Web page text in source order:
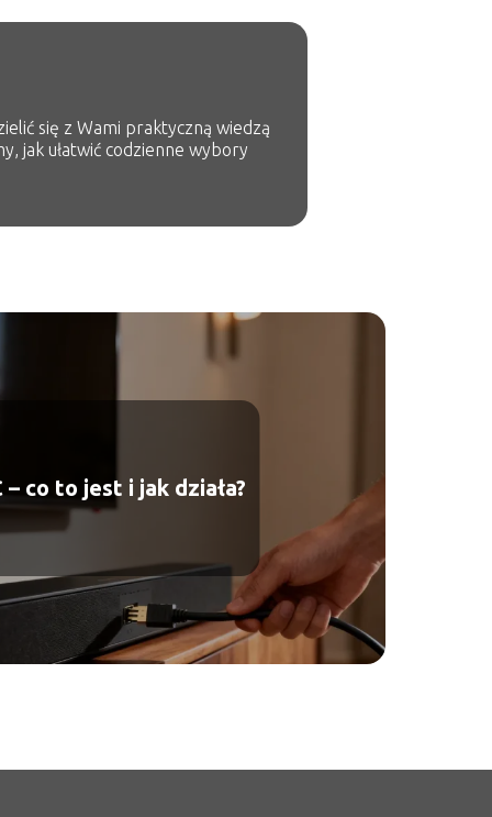
się z Wami praktyczną wiedzą
jak ułatwić codzienne wybory
– co to jest i jak działa?